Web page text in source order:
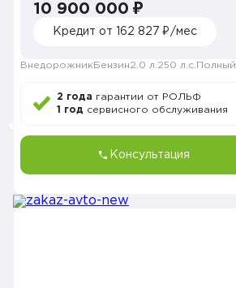
10 900 000 ₽
Кредит от 162 827 ₽/мес
Внедорожник Бензин2.0 л. 250 л.с. Полный
2 года гарантии от РОЛЬФ
1 год сервисного обслуживания
Консультация